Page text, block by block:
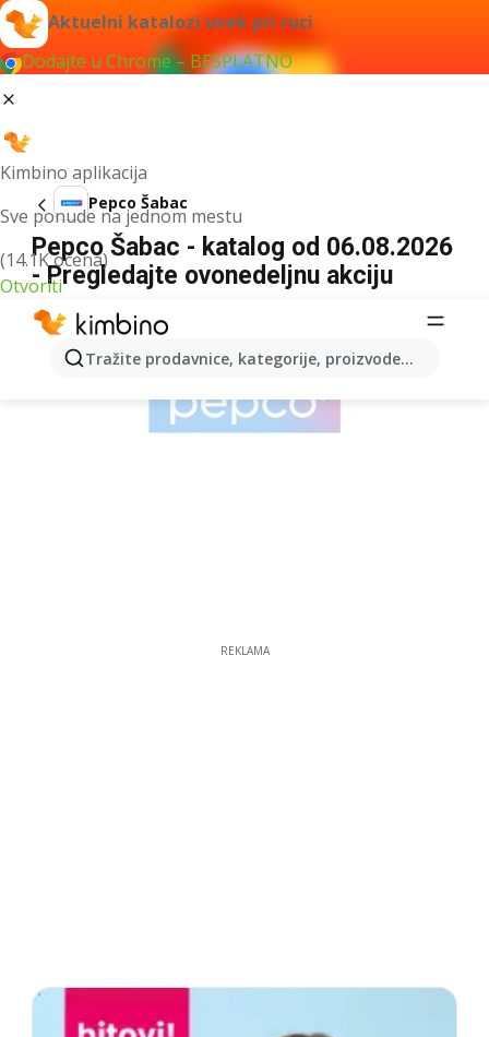
Aktuelni katalozi uvek pri ruci
Dodajte u Chrome – BESPLATNO
Kimbino aplikacija
Sve ponude na jednom mestu
(14.1K ocena)
Otvoriti
Tražite prodavnice, kategorije, proizvode...
Pepco Šabac
Pepco Šabac - katalog od 06.08.2026
- Pregledajte ovonedeljnu akciju
REKLAMA